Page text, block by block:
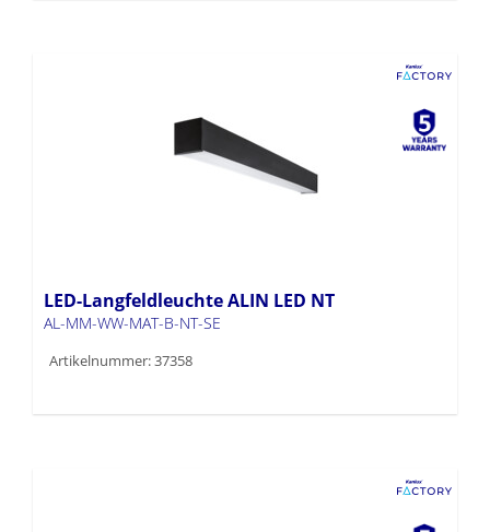
LED-Langfeldleuchte ALIN LED NT
AL-MM-WW-MAT-B-NT-SE
Artikelnummer: 37358